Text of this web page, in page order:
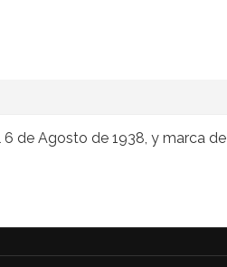
de Agosto de 1938, y marca de